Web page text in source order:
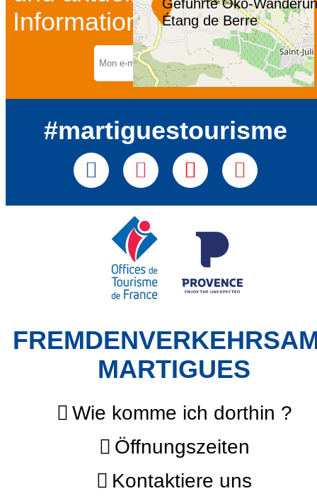
Geführte Öko-
Étang de Berre
Informationen...
#martiguestourisme
MARTIGUES
Wie komme ich dorthin ?
Öffnungszeiten
Kontaktiere uns